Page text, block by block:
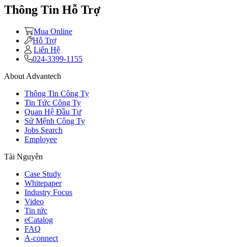
Thông Tin Hỗ Trợ
Mua Online
Hỗ Trợ
Liên Hệ
024-3399-1155
About Advantech
Thông Tin Công Ty
Tin Tức Công Ty
Quan Hệ Đầu Tư
Sứ Mệnh Công Ty
Jobs Search
Employee
Tài Nguyên
Case Study
Whitepaper
Industry Focus
Video
Tin tức
eCatalog
FAQ
A-connect